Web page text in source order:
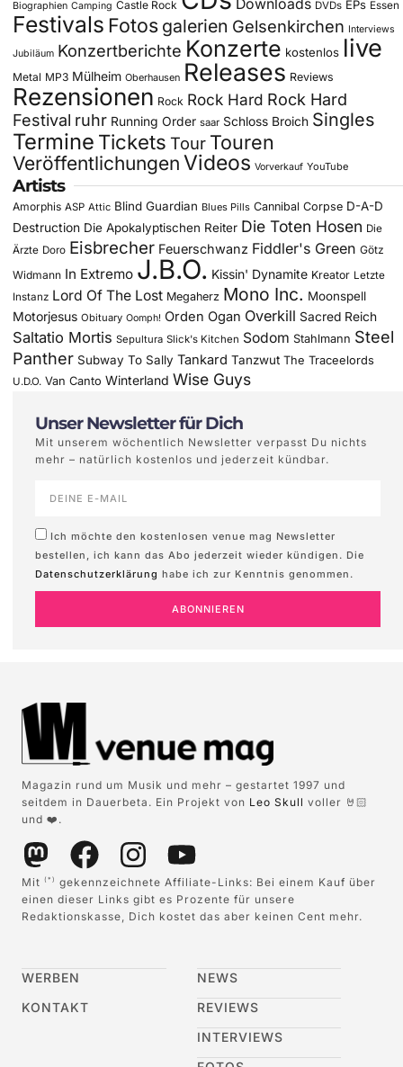
Biographien Camping Castle Rock Downloads DVDs EPs Essen
Festivals Fotos galerien Gelsenkirchen Interviews
Jubiläum Konzertberichte Konzerte kostenlos live
Metal MP3 Mülheim Oberhausen Releases Reviews
Rezensionen Rock Rock Hard Rock Hard
Festival ruhr Running Order saar Schloss Broich Singles
Termine Tickets Tour Touren
Veröffentlichungen Videos Vorverkauf YouTube
Artists
Amorphis ASP Attic Blind Guardian Blues Pills Cannibal Corpse D-A-D
Destruction Die Apokalyptischen Reiter Die Toten Hosen Die
Ärzte Doro Eisbrecher Feuerschwanz Fiddler's Green Götz
Widmann In Extremo J.B.O. Kissin' Dynamite Kreator Letzte
Instanz Lord Of The Lost Megaherz Mono Inc. Moonspell
Motorjesus Obituary Oomph! Orden Ogan Overkill Sacred Reich
Saltatio Mortis Sepultura Slick's Kitchen Sodom Stahlmann Steel
Panther Subway To Sally Tankard Tanzwut The Traceelords
U.D.O. Van Canto Winterland Wise Guys
Unser Newsletter für Dich
Mit unserem wöchentlich Newsletter verpasst Du nichts
mehr – natürlich kostenlos und jederzeit kündbar.
Ich möchte den kostenlosen venue mag Newsletter
bestellen, ich kann das Abo jederzeit wieder kündigen. Die
Datenschutzerklärung habe ich zur Kenntnis genommen.
ABONNIEREN
Magazin rund um Musik und mehr – gestartet 1997 und
seitdem in Dauerbeta. Ein Projekt von Leo Skull voller 🤘🏻
und ❤️.
Mit (*)
gekennzeichnete Affiliate-Links: Bei einem Kauf über
einen dieser Links gibt es Prozente für unsere
Redaktionskasse, Dich kostet das aber keinen Cent mehr.
WERBEN
KONTAKT
NEWS
REVIEWS
INTERVIEWS